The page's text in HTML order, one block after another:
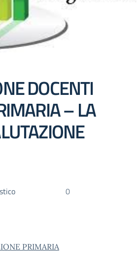
DOCENTI
– LA
0
PRIMARIA